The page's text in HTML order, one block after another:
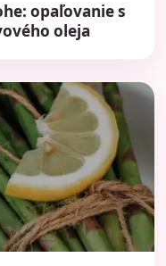
opaľovanie s
oleja